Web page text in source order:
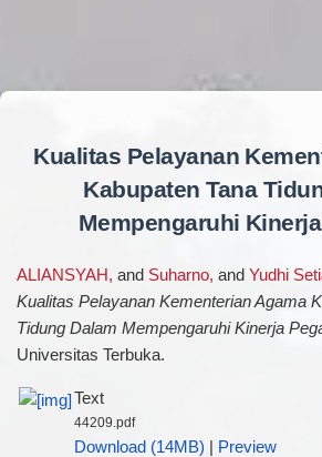
Kualitas Pelayanan
Kabupaten Tana
Mempengaruhi
ALIANSYAH, and Suharno, and Yudhi
Kualitas Pelayanan Kementerian Agama
Tidung Dalam Mempengaruhi Kinerja
Universitas Terbuka.
Text
44209.pdf
Download (14MB) Preview